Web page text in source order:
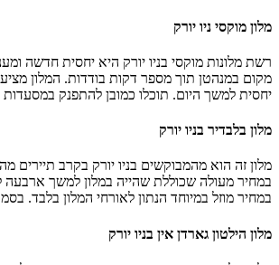
מלון מוקסי ניו יורק
רשת מלונות מוקסי בניו יורק היא יחסית חדשה
מקום במנהטן תוך מספר דקות בודדות. המלון
יחסית למשך היום. תוכלו כמובן להתפנק
מלון בלבדיר בניו יורק
מלון זה הוא מהמבוקשים בניו יורק בקרב תיירים
במחיר מעולה שכוללת שהייה במלון למשך ארבעה
במחיר מוזל במיוחד הנתון לאורחי המלון בלבד.
מלון הילטון גארדן אין בניו יורק